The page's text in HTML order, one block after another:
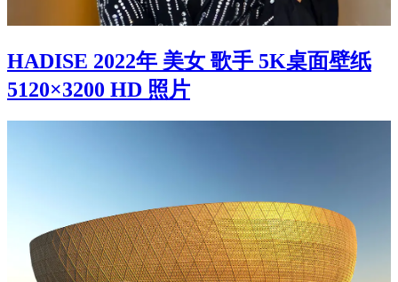
HADISE 2022年 美女 歌手 5K桌面壁纸
5120×3200 HD 照片